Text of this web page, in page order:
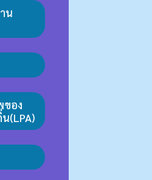
น
ของ
(LPA)